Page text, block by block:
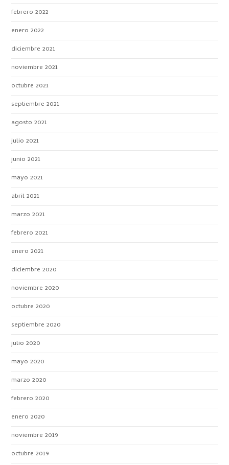
febrero 2022
enero 2022
diciembre 2021
noviembre 2021
octubre 2021
septiembre 2021
agosto 2021
julio 2021
junio 2021
mayo 2021
abril 2021
marzo 2021
febrero 2021
enero 2021
diciembre 2020
noviembre 2020
octubre 2020
septiembre 2020
julio 2020
mayo 2020
marzo 2020
febrero 2020
enero 2020
noviembre 2019
octubre 2019